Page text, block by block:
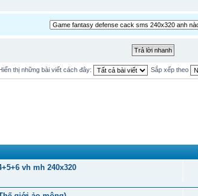
thị những bài viết cách đây: Sắp xếp theo
vh mh 240x320